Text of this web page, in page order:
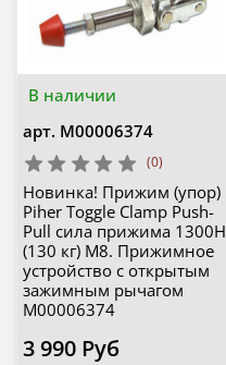
В наличии
арт. М00006374
(0)
Новинка! Прижим (упор)
Piher Toggle Clamp Push-
Pull сила прижима 1300Н
(130 кг) M8. Прижимное
устройство с открытым
зажимным рычагом
М00006374
3 990 Руб